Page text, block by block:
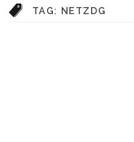
TAG: NETZDG